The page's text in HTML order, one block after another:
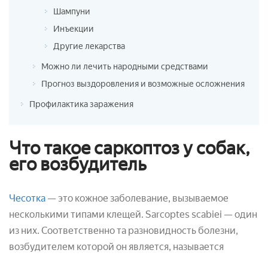
Шампуни
Инъекции
Другие лекарства
Можно ли лечить народными средствами
Прогноз выздоровления и возможные осложнения
Профилактика заражения
Что такое саркоптоз у собак,
его возбудитель
Чесотка — это кожное заболевание, вызываемое
несколькими типами клещей. Sarcoptes scabiei — один
из них. Соответственно та разновидность болезни,
возбудителем которой он является, называется